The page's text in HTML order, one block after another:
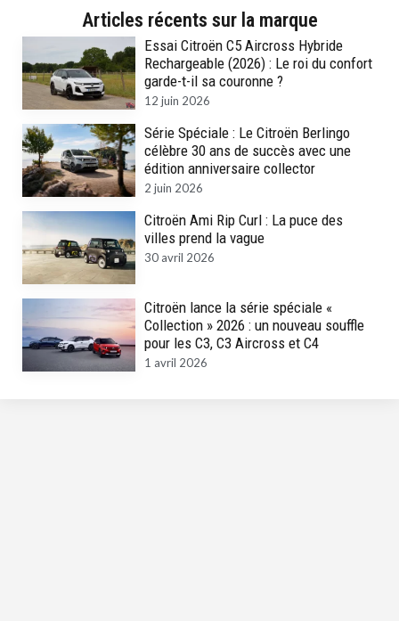
Articles récents sur la marque
Essai Citroën C5 Aircross Hybride
Rechargeable (2026) : Le roi du confort
garde-t-il sa couronne ?
12 juin 2026
Série Spéciale : Le Citroën Berlingo
célèbre 30 ans de succès avec une
édition anniversaire collector
2 juin 2026
Citroën Ami Rip Curl : La puce des
villes prend la vague
30 avril 2026
Citroën lance la série spéciale «
Collection » 2026 : un nouveau souffle
pour les C3, C3 Aircross et C4
1 avril 2026